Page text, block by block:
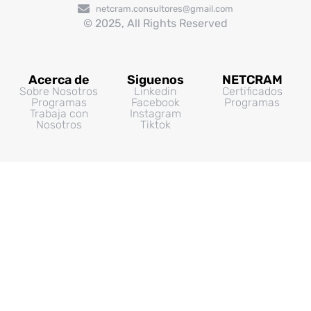
netcram.consultores@gmail.com
© 2025, All Rights Reserved
Acerca de
Sobre Nosotros
Programas
Trabaja con
Nosotros
Siguenos
Linkedin
Facebook
Instagram
Tiktok
NETCRAM
Certificados
Programas